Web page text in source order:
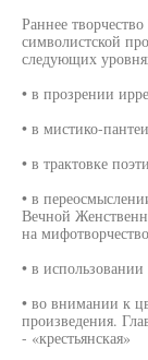
Раннее
символистской
следующих
• в прозрении
• в мистико-
• в трактовке
• в
Вечной
на
• в
• во внимании к
произведения.
- «крестьянская»